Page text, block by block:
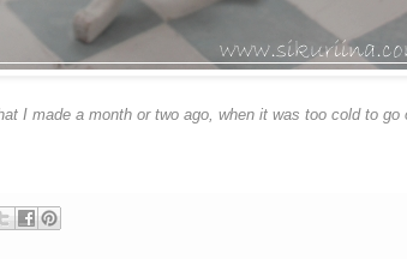
I made a month or two ago, when it was too cold to go